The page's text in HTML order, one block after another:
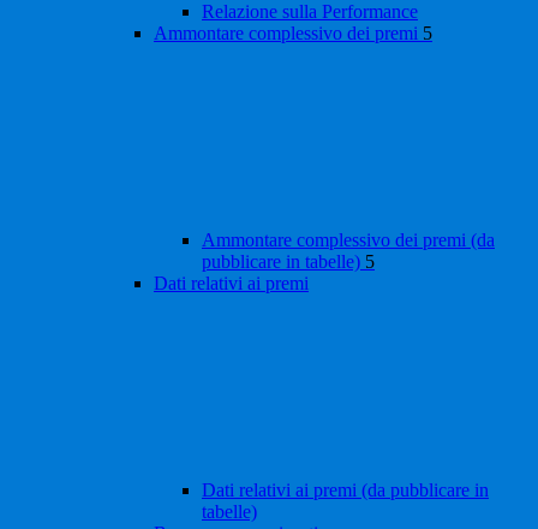
Relazione sulla Performance
Ammontare complessivo dei premi 5
Ammontare complessivo dei premi (da
pubblicare in tabelle) 5
Dati relativi ai premi
Dati relativi ai premi (da pubblicare in
tabelle)